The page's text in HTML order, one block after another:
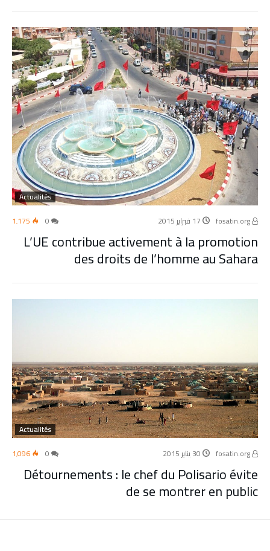
Actualités
17 فبراير 2015 1٬175
L’UE contribue activement à la promotion
des droits de l’homme au Sahara
Actualités
30 يناير 2015 1٬096
Détournements : le chef du Polisario évite
de se montrer en public